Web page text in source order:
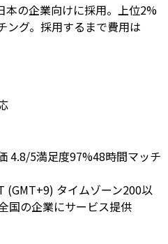
本の企業向けに採用。上位2%
ング。採用するまで費用は
4.8/5満足度97%48時間マッチ
(GMT+9) タイムゾーン200以
国の企業にサービス提供